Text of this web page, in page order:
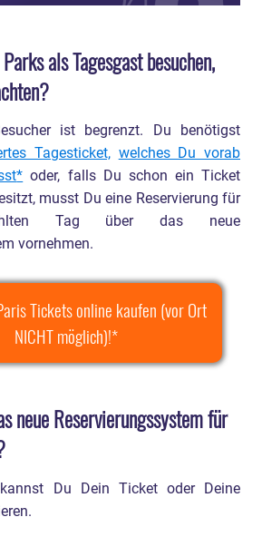
kann ich die Reise umbuchen?
in ein anderes Disney Hotel
aber eine
niedrigere Halb- oder Vollpension
Pauschale enthalten.
damit?
Reisen nach Disneyland
während der Krise
ich den französischen Pass
vor Ort Tickets kaufen?
trifft das
als Tagesgast besuchen,
ist begrenzt. Du benötigst
Tagesticket, welches Du vorab
oder, falls Du schon ein Ticket
musst Du eine Reservierung für
Tag über das neue
vornehmen.
Tickets online kaufen (vor Ort
NICHT möglich)!
neue Reservierungssystem für
kannst Du Dein Ticket oder Deine